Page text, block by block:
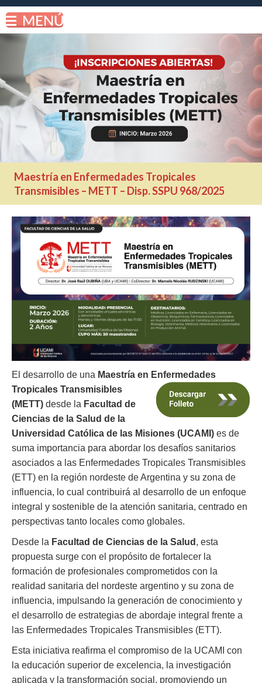
Maestría en Enfermedades Tropicales
Transmisibles – METT – Disp. SSPU 968/2025
El desarrollo de una Maestría en Enfermedades
Tropicales Transmisibles
(METT) desde la Facultad de
Ciencias de la Salud de la
Universidad Católica de las Misiones (UCAMI) es de
suma importancia para abordar los desafíos sanitarios
asociados a las Enfermedades Tropicales Transmisibles
(ETT) en la región nordeste de Argentina y su zona de
influencia, lo cual contribuirá al desarrollo de un enfoque
integral y sostenible de la atención sanitaria, centrado en
perspectivas tanto locales como globales.
Desde la Facultad de Ciencias de la Salud , esta
propuesta surge con el propósito de fortalecer la
formación de profesionales comprometidos con la
realidad sanitaria del nordeste argentino y su zona de
influencia, impulsando la generación de conocimiento y
el desarrollo de estrategias de abordaje integral frente a
las Enfermedades Tropicales Transmisibles (ETT).
Esta iniciativa reafirma el compromiso de la UCAMI con
la educación superior de excelencia, la investigación
aplicada y la transformación social, promoviendo un